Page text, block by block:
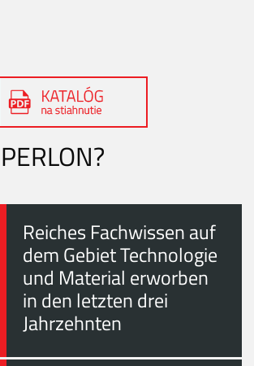
Reiches Fachwissen auf
dem Gebiet Technologie
und Material erworben
in den letzten drei
Jahrzehnten